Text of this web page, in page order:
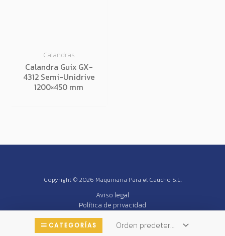
CATEGORÍAS
Calandras
Calandra Guix GX-
4312 Semi-Unidrive
1200×450 mm
Copyright © 2026 Maquinaria Para el Caucho S.L.
Aviso legal
Política de privacidad